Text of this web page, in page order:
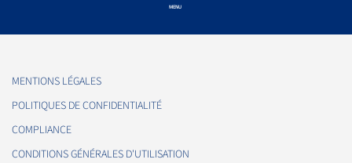
MENTIONS LÉGALES
POLITIQUES DE CONFIDENTIALITÉ
COMPLIANCE
CONDITIONS GÉNÉRALES D'UTILISATION